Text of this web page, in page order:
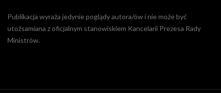
Publikacja wyraża jedynie poglądy autora/ów i nie może być
utożsamiana z oficjalnym stanowiskiem Kancelarii Prezesa Rady
Ministrów.